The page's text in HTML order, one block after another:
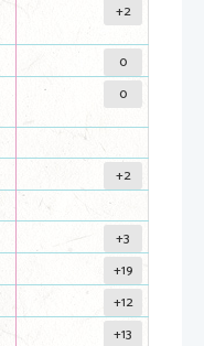
+2
0
0
+2
+3
+19
+12
+13